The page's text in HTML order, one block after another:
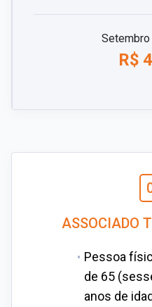
R$
ASSOCIADO
Pessoa
de 65
anos de